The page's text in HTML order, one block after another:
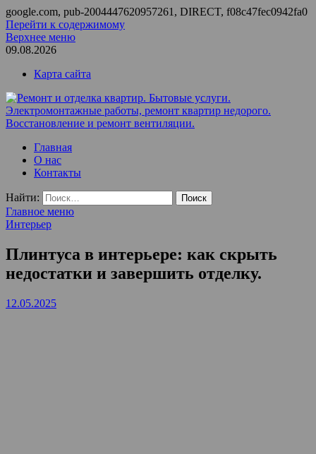
google.com, pub-2004447620957261, DIRECT, f08c47fec0942fa0
Перейти к содержимому
Верхнее меню
09.08.2026
Карта сайта
Ремонт и отделка квартир. Бытовые услуги.
Электромонтажные работы, ремонт квартир недорого.
Восстановление и ремонт вентиляции.
ООО Домус — ремонт квартир, обслуживание и ремонт
вентиляции, монтаж систем приточной вентиляции.
Главная
О нас
Контакты
Найти:
Главное меню
Интерьер
Плинтуса в интерьере: как скрыть
недостатки и завершить отделку.
12.05.2025